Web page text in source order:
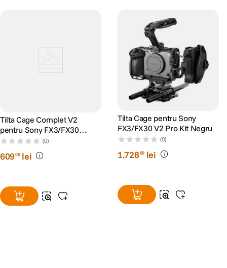
Tilta Cage Complet V2
pentru Sony FX3/FX30
Negru
(0)
60900 lei
Tilta Cage pentru Sony
FX3/FX30 V2 Pro Kit Negru
(0)
1.72800 lei